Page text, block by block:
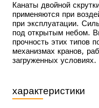
Канаты двойной
применяются при
при эксплуатации.
под открытым небом.
прочность этих типов
механизмах кранов,
загруженных условиях.
характеристики